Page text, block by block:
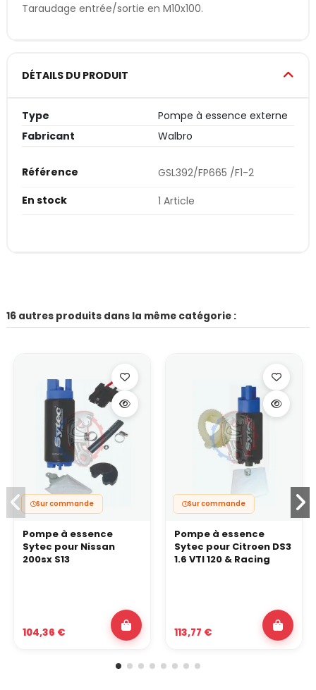
Taraudage entrée/sortie en M10x100.
DÉTAILS DU PRODUIT
Type
Pompe à essence externe
Fabricant
Walbro
Référence
GSL392/FP665 /F1-2
En stock
1 Article
16 autres produits dans la même catégorie :
Sur commande
Pompe à essence
Sytec pour Nissan
200sx S13
104,36 €
Sur commande
Pompe à essence
Sytec pour Citroen DS3
1.6 VTI 120 & Racing
113,77 €